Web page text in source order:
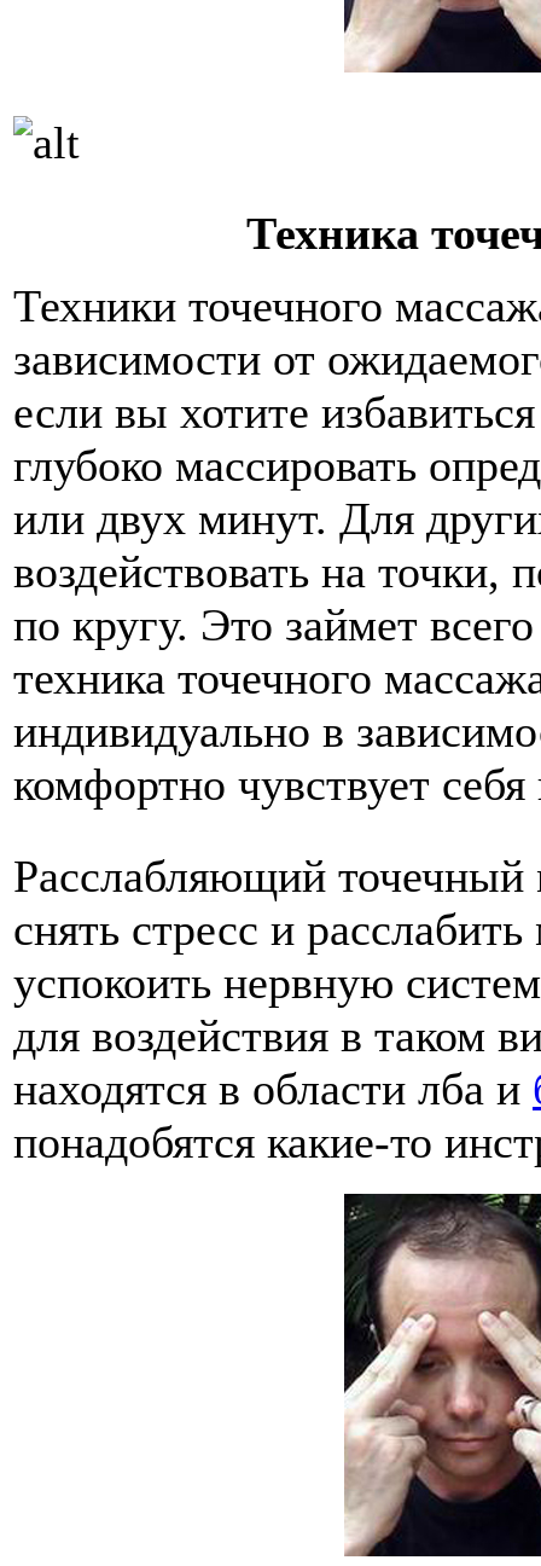
Техника
Техники точечного
зависимости от
если вы хотите
глубоко массировать
или двух минут. Для
воздействовать на точки,
по кругу. Это займет
техника точечного
индивидуально в
комфортно чувствует себя
Расслабляющий точечный
снять стресс и
успокоить нервную
для воздействия в таком
находятся в области лба и
понадобятся какие-то